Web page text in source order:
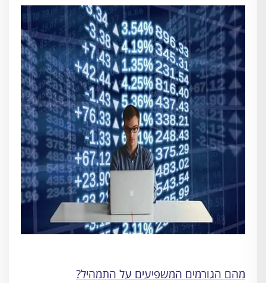
מהם הגורמים המשפיעים על התמהיל?